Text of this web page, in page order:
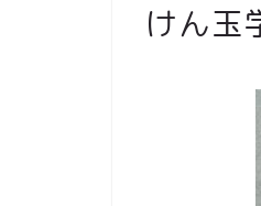
けん玉